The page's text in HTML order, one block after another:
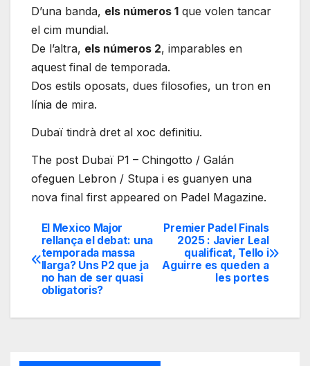
D’una banda, els números 1 que volen tancar
el cim mundial.
De l’altra, els números 2, imparables en
aquest final de temporada.
Dos estils oposats, dues filosofies, un tron en
línia de mira.
Dubaï tindrà dret al xoc definitiu.
The post Dubaï P1 – Chingotto / Galán
ofeguen Lebron / Stupa i es guanyen una
nova final first appeared on Padel Magazine.
Navegación
de
entradas
Premier Padel Finals
2025 : Javier Leal
qualificat, Tello i
Aguirre es queden a
les portes
El Mexico Major
rellança el debat: una
temporada massa
llarga? Uns P2 que ja
no han de ser quasi
obligatoris?